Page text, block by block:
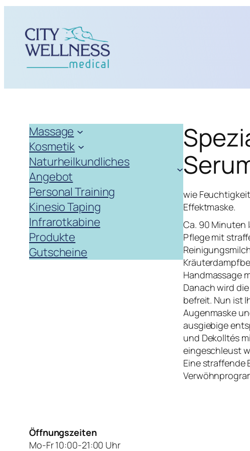
Zum
Inhalt
springen
Massage
Kosmetik
Naturheilkundliches
Angebot
Personal Training
Kinesio Taping
Infrarotkabine
Produkte
Gutscheine
wie
Effektmaske.
Ca. 90 Minuten
Pflege mit
Handmassage
Danach wird
befreit. Nun ist
Augenmaske
ausgiebige
und Dekolltés
eingeschleust
Eine straffende
Öffnungszeiten
Mo-Fr 10:00-21:00 Uhr